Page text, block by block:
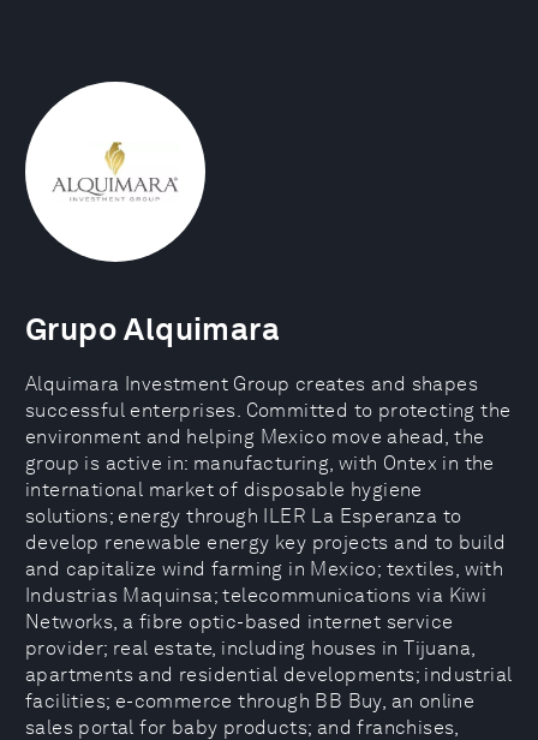
Grupo Alquimara
Alquimara Investment Group creates and shapes
successful enterprises. Committed to protecting the
environment and helping Mexico move ahead, the
group is active in: manufacturing, with Ontex in the
international market of disposable hygiene
solutions; energy through ILER La Esperanza to
develop renewable energy key projects and to build
and capitalize wind farming in Mexico; textiles, with
Industrias Maquinsa; telecommunications via Kiwi
Networks, a fibre optic-based internet service
provider; real estate, including houses in Tijuana,
apartments and residential developments; industrial
facilities; e-commerce through BB Buy, an online
sales portal for baby products; and franchises,